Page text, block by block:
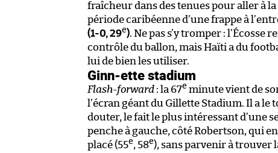
fraîcheur dans des tenues pour aller à
période caribéenne d’une frappe à
(1-0, 29e). Ne pas s’y tromper : l’Écosse
contrôle du ballon, mais Haïti a du
lui de bien les utiliser.
Ginn-ette stadium
Flash-forward : la 67e minute vient de
l’écran géant du Gillette Stadium. Il a le
douter, le fait le plus intéressant d’une
penche à gauche, côté Robertson, qui
placé (55e, 58e), sans parvenir à trouver